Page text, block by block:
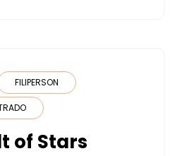
FILIPERSON
of Stars